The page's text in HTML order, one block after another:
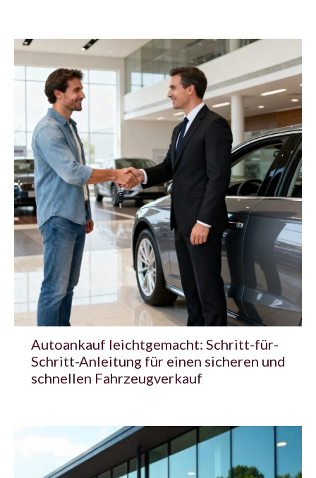
Autoankauf leichtgemacht: Schritt-für-
Schritt-Anleitung für einen sicheren und
schnellen Fahrzeugverkauf